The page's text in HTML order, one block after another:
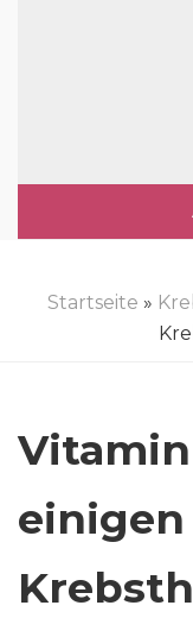
Startseite »
einigen